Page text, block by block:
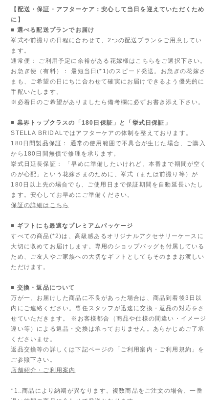
【配送・保証・アフターケア：安心して当日を迎えていただくため
に】
■ 選べる配送プランでお届け
挙式や前撮りの日程に合わせて、2つの配送プランをご用意してい
ます。
通常便： ご利用予定に余裕がある花嫁様はこちらをご選択下さい。
お急ぎ便（有料）： 最短当日(*1)のスピード発送。お急ぎの花嫁さ
まも、ご希望の日にちに合わせて確実にお届けできるよう優先的に
手配いたします。
※必着日のご希望がありましたら備考欄に必ずお書き添え下さい。
■ 業界トップクラスの「180日保証」と「挙式日保証」
STELLA BRIDALではアフターケアの体制を整えております。
180日間製品保証： 通常の使用範囲で不具合が生じた場合、ご購入
から180日間無償で修理を承ります。
挙式日延長保証： 「早めに準備したいけれど、本番まで期間が空く
のが心配」という花嫁さまのために、挙式（または前撮り等）が
180日以上先の場合でも、ご使用日まで保証期間を自動延長いたし
ます。安心してお早めにご準備ください。
保証の詳細はこちら
■ ギフトにも最適なプレミアムパッケージ
すべての商品(*2)は、高級感あるオリジナルアクセサリーケースに
大切に収めてお届けします。専用のショップバッグも付属している
ため、ご友人やご家族への大切なギフトとしてもそのままお渡しい
ただけます。
■ 交換・返品について
万が一、お届けした商品に不良があった場合は、商品到着後3日以
内にご連絡ください。専任スタッフが迅速に交換・返品の対応をさ
せていただきます。 ※お客様都合（商品や仕様の間違い・イメージ
違い等）による返品・交換は承っておりません。あらかじめご了承
くださいませ。
返品交換等の詳しくは下記ページの「ご利用案内・ご利用規約」を
ご参照下さい。
店舗紹介・ご利用案内
*1..商品により納期が異なります。複数商品をご注文の場合、一番